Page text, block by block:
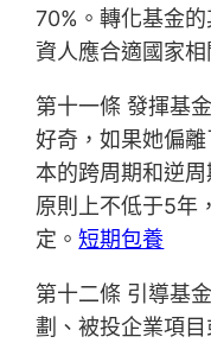
70%。轉化基金
資人應合適國家相
第十一條 發揮基
好奇，如果她偏
本的跨周期和逆
原則上不低于5年
定。短期包養
第十二條 引導基
劃、被投企業項